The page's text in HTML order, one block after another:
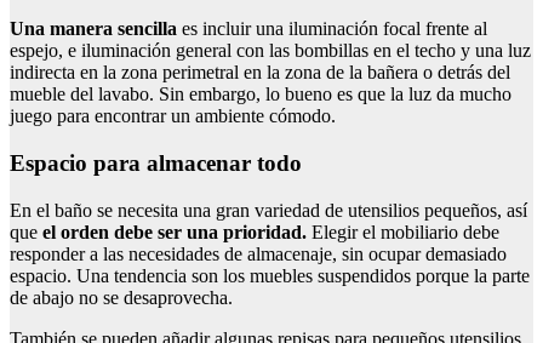
Una manera sencilla es incluir una iluminación focal frente al
espejo, e iluminación general con las bombillas en el techo y una luz
indirecta en la zona perimetral en la zona de la bañera o detrás del
mueble del lavabo. Sin embargo, lo bueno es que la luz da mucho
juego para encontrar un ambiente cómodo.
Espacio para almacenar todo
En el baño se necesita una gran variedad de utensilios pequeños, así
que el orden debe ser una prioridad. Elegir el mobiliario debe
responder a las necesidades de almacenaje, sin ocupar demasiado
espacio. Una tendencia son los muebles suspendidos porque la parte
de abajo no se desaprovecha.
También se pueden añadir algunas repisas para pequeños utensilios,